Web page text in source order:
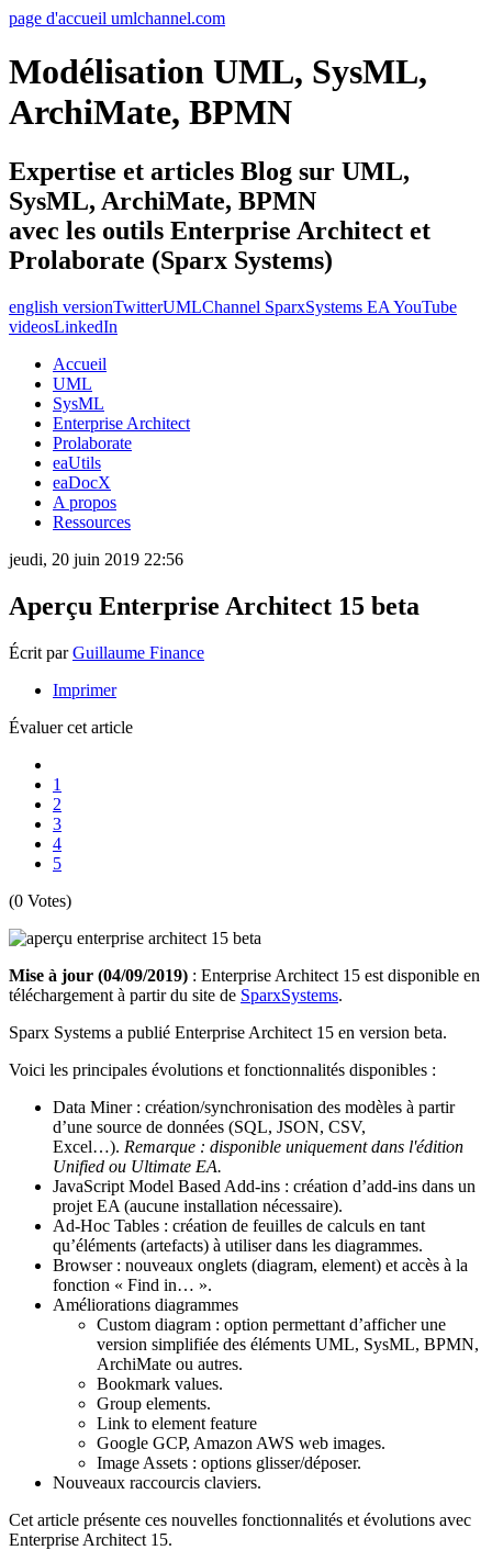
page d'accueil umlchannel.com
Modélisation UML, SysML,
ArchiMate, BPMN
Expertise et articles Blog sur UML,
SysML, ArchiMate, BPMN
avec les outils Enterprise Architect et
Prolaborate (Sparx Systems)
english versionTwitterUMLChannel SparxSystems EA YouTube
videosLinkedIn
Accueil
UML
SysML
Enterprise Architect
Prolaborate
eaUtils
eaDocX
A propos
Ressources
jeudi, 20 juin 2019 22:56
Aperçu Enterprise Architect 15 beta
Écrit parGuillaume Finance
Imprimer
Évaluer cet article
1
2
3
4
5
(0 Votes)
Mise à jour (04/09/2019) : Enterprise Architect 15 est disponible en
téléchargement à partir du site de SparxSystems.
Sparx Systems a publié Enterprise Architect 15 en version beta.
Voici les principales évolutions et fonctionnalités disponibles :
Data Miner : création/synchronisation des modèles à partir
d’une source de données (SQL, JSON, CSV,
Excel…). Remarque : disponible uniquement dans l'édition
Unified ou Ultimate EA.
JavaScript Model Based Add-ins : création d’add-ins dans un
projet EA (aucune installation nécessaire).
Ad-Hoc Tables : création de feuilles de calculs en tant
qu’éléments (artefacts) à utiliser dans les diagrammes.
Browser : nouveaux onglets (diagram, element) et accès à la
fonction « Find in… ».
Améliorations diagrammes
Custom diagram : option permettant d’afficher une
version simplifiée des éléments UML, SysML, BPMN,
ArchiMate ou autres.
Bookmark values.
Group elements.
Link to element feature
Google GCP, Amazon AWS web images.
Image Assets : options glisser/déposer.
Nouveaux raccourcis claviers.
Cet article présente ces nouvelles fonctionnalités et évolutions avec
Enterprise Architect 15.